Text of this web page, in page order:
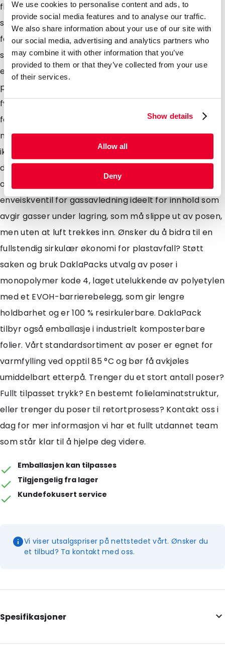
We use cookies to personalise content and ads, to
provide social media features and to analyse our traffic.
We also share information about your use of our site with
our social media, advertising and analytics partners who
may combine it with other information that you’ve
provided to them or that they’ve collected from your use
of their services.
Show details
Allow all
Deny
flere flerlags laminatfolier uten metallisert lag, noe
som sikrer at innholdet i posen er tydelig synlig for
forbrukeren ideelt for produkter med livlige farger
som ikke nødvendigvis trenger å pakkes i metallisert
emballasje for å forlenge holdbarheten, for eksempel
pasta, linser, tørkede urter og krydder. Våre poser
fylles enkelt gjennom åpningen på toppen og
forsegles med tradisjonelle varmeforseglere. Poser
med gjenlukkbar glidelås er ideelle for produkter som
ikke forbrukes umiddelbart etter første bruk, og gjør
det mulig for forbrukeren å beskytte innholdet under
oppbevaring. DaklaPack tilbyr også flere poser med
enveiskventil for gassavledning ideelt for innhold som
avgir gasser under lagring, som må slippe ut av posen,
men uten at luft trekkes inn. Ønsker du å bidra til en
fullstendig sirkulær økonomi for plastavfall? Støtt
saken og bruk DaklaPacks utvalg av poser i
monopolymer kode 4, laget utelukkende av polyetylen
med et EVOH-barrierebelegg, som gir lengre
holdbarhet og er 100 % resirkulerbare. DaklaPack
tilbyr også emballasje i industrielt komposterbare
folier. Vårt standardsortiment av poser er egnet for
varmfylling ved opptil 85 °C og bør få avkjøles
umiddelbart etterpå. Trenger du et stort antall poser?
Fullt tilpasset trykk? En bestemt folielaminatstruktur,
eller trenger du poser til retortprosess? Kontakt oss i
dag for mer informasjon vi har et fullt utdannet team
som står klar til å hjelpe deg videre.
Emballasjen kan tilpasses
Tilgjengelig fra lager
Kundefokusert service
Vi viser utsalgspriser på nettstedet vårt. Ønsker du
et tilbud? Ta kontakt med oss.
Spesifikasjoner
Additional information: Med utskjæringer